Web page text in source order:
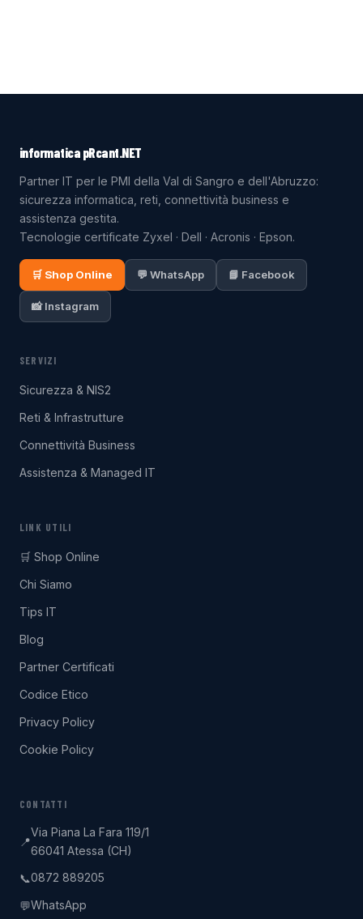
informatica pRcant.NET
Partner IT per le PMI della Val di Sangro e dell'Abruzzo:
sicurezza informatica, reti, connettività business e
assistenza gestita.
Tecnologie certificate Zyxel · Dell · Acronis · Epson.
🛒 Shop Online 💬 WhatsApp 📘 Facebook
📸 Instagram
SERVIZI
Sicurezza & NIS2
Reti & Infrastrutture
Connettività Business
Assistenza & Managed IT
LINK UTILI
🛒 Shop Online
Chi Siamo
Tips IT
Blog
Partner Certificati
Codice Etico
Privacy Policy
Cookie Policy
CONTATTI
📍
Via Piana La Fara 119/1
66041 Atessa (CH)
📞0872 889205
💬WhatsApp